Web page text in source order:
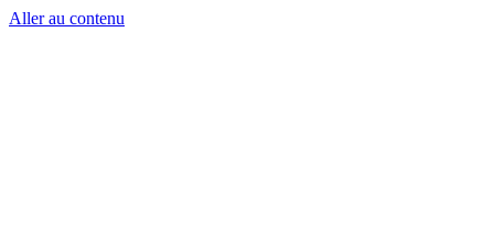
Aller au contenu